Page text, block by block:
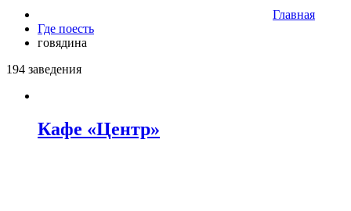
Главная
Где поесть
говядина
194 заведения
Кафе «Центр»